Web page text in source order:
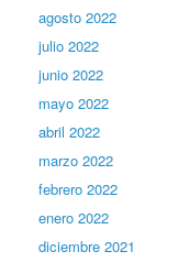
agosto 2022
julio 2022
junio 2022
mayo 2022
abril 2022
marzo 2022
febrero 2022
enero 2022
diciembre 2021